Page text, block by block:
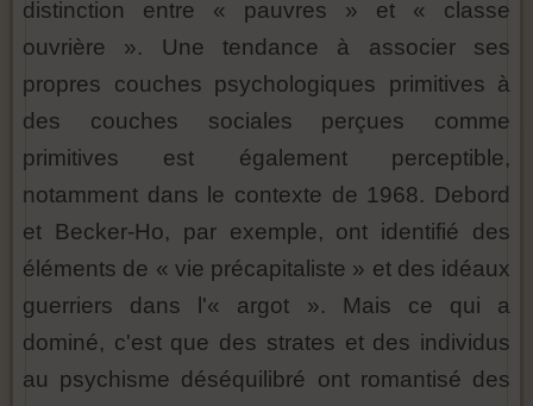
distinction entre « pauvres » et « classe
ouvrière ». Une tendance à associer ses
propres couches psychologiques primitives à
des couches sociales perçues comme
primitives est également perceptible,
notamment dans le contexte de 1968. Debord
et Becker-Ho, par exemple, ont identifié des
éléments de « vie précapitaliste » et des idéaux
guerriers dans l'« argot ». Mais ce qui a
dominé, c'est que des strates et des individus
au psychisme déséquilibré ont romantisé des